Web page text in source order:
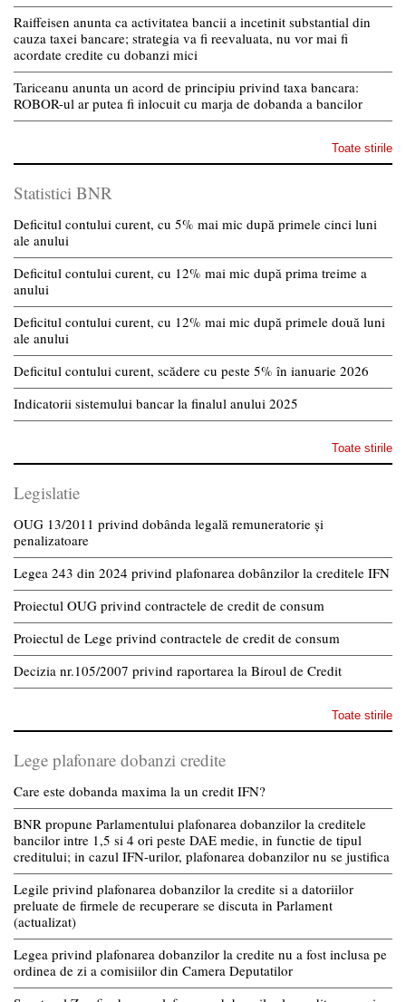
Raiffeisen anunta ca activitatea bancii a incetinit substantial din
cauza taxei bancare; strategia va fi reevaluata, nu vor mai fi
acordate credite cu dobanzi mici
Tariceanu anunta un acord de principiu privind taxa bancara:
ROBOR-ul ar putea fi inlocuit cu marja de dobanda a bancilor
Toate stirile
Statistici BNR
Deficitul contului curent, cu 5% mai mic după primele cinci luni
ale anului
Deficitul contului curent, cu 12% mai mic după prima treime a
anului
Deficitul contului curent, cu 12% mai mic după primele două luni
ale anului
Deficitul contului curent, scădere cu peste 5% în ianuarie 2026
Indicatorii sistemului bancar la finalul anului 2025
Toate stirile
Legislatie
OUG 13/2011 privind dobânda legală remuneratorie și
penalizatoare
Legea 243 din 2024 privind plafonarea dobânzilor la creditele IFN
Proiectul OUG privind contractele de credit de consum
Proiectul de Lege privind contractele de credit de consum
Decizia nr.105/2007 privind raportarea la Biroul de Credit
Toate stirile
Lege plafonare dobanzi credite
Care este dobanda maxima la un credit IFN?
BNR propune Parlamentului plafonarea dobanzilor la creditele
bancilor intre 1,5 si 4 ori peste DAE medie, in functie de tipul
creditului; in cazul IFN-urilor, plafonarea dobanzilor nu se justifica
Legile privind plafonarea dobanzilor la credite si a datoriilor
preluate de firmele de recuperare se discuta in Parlament
(actualizat)
Legea privind plafonarea dobanzilor la credite nu a fost inclusa pe
ordinea de zi a comisiilor din Camera Deputatilor